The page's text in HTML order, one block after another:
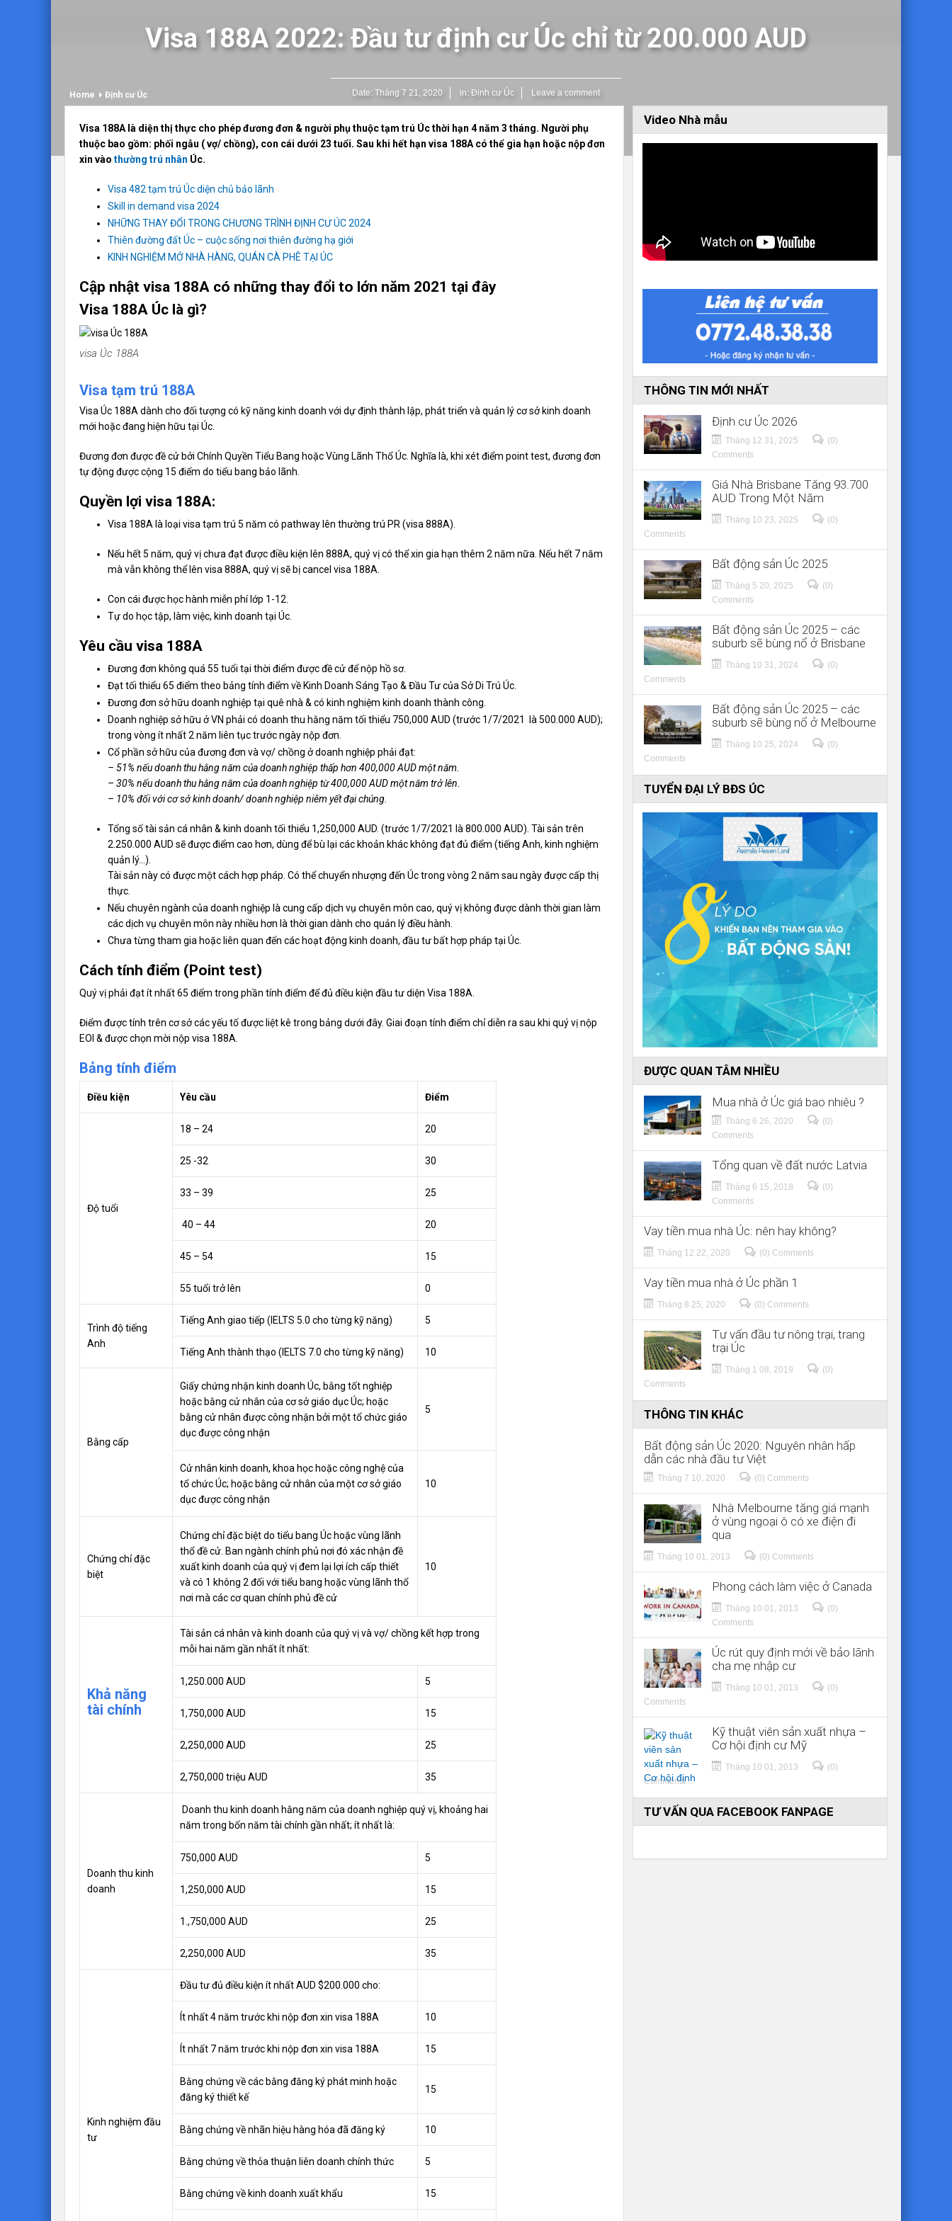
Visa 188A 2022: Đầu tư định cư Úc chỉ từ 200.000 AUD
Date: Tháng 7 21, 2020 in: Định cư Úc Leave a comment
Home Định cư Úc
Visa 188A là diện thị thực cho phép đương đơn & người phụ thuộc tạm trú Úc thời hạn 4 năm 3 tháng. Người phụ
thuộc bao gồm: phối ngẫu ( vợ/ chồng), con cái dưới 23 tuổi. Sau khi hết hạn visa 188A có thể gia hạn hoặc nộp đơn
xin vào thường trú nhân Úc.
Visa 482 tạm trú Úc diện chủ bảo lãnh
Skill in demand visa 2024
NHỮNG THAY ĐỔI TRONG CHƯƠNG TRÌNH ĐỊNH CƯ ÚC 2024
Thiên đường đất Úc – cuộc sống nơi thiên đường hạ giới
KINH NGHIỆM MỞ NHÀ HÀNG, QUÁN CÀ PHÊ TẠI ÚC
Cập nhật visa 188A có những thay đổi to lớn năm 2021 tại đây
Visa 188A Úc là gì?
visa Úc 188A
Visa tạm trú 188A
Visa Úc 188A dành cho đối tượng có kỹ năng kinh doanh với dự định thành lập, phát triển và quản lý cơ sở kinh doanh
mới hoặc đang hiện hữu tại Úc.
Đương đơn được đề cử bởi Chính Quyền Tiểu Bang hoặc Vùng Lãnh Thổ Úc. Nghĩa là, khi xét điểm point test, đương đơn
tự động được cộng 15 điểm do tiểu bang bảo lãnh.
Quyền lợi visa 188A:
Visa 188A là loại visa tạm trú 5 năm có pathway lên thường trú PR (visa 888A).
Nếu hết 5 năm, quý vị chưa đạt được điều kiện lên 888A, quý vị có thể xin gia hạn thêm 2 năm nữa. Nếu hết 7 năm
mà vẫn không thể lên visa 888A, quý vị sẽ bị cancel visa 188A.
Con cái được học hành miễn phí lớp 1-12.
Tự do học tập, làm việc, kinh doanh tại Úc.
Yêu cầu visa 188A
Đương đơn không quá 55 tuổi tại thời điểm được đề cử để nộp hồ sơ.
Đạt tối thiểu 65 điểm theo bảng tính điểm về Kinh Doanh Sáng Tạo & Đầu Tư của Sở Di Trú Úc.
Đương đơn sở hữu doanh nghiệp tại quê nhà & có kinh nghiệm kinh doanh thành công.
Doanh nghiệp sở hữu ở VN phải có doanh thu hằng năm tối thiểu 750,000 AUD (trước 1/7/2021 là 500.000 AUD);
trong vòng ít nhất 2 năm liên tục trước ngày nộp đơn.
Cổ phần sở hữu của đương đơn và vợ/ chồng ở doanh nghiệp phải đạt:
– 51% nếu doanh thu hằng năm của doanh nghiệp thấp hơn 400,000 AUD một năm.
– 30% nếu doanh thu hằng năm của doanh nghiệp từ 400,000 AUD một năm trở lên.
– 10% đối với cơ sở kinh doanh/ doanh nghiệp niêm yết đại chúng.
Tổng số tài sản cá nhân & kinh doanh tối thiểu 1,250,000 AUD. (trước 1/7/2021 là 800.000 AUD). Tài sản trên
2.250.000 AUD sẽ được điểm cao hơn, dùng để bù lại các khoản khác không đạt đủ điểm (tiếng Anh, kinh nghiệm
quản lý…).
Tài sản này có được một cách hợp pháp. Có thể chuyển nhượng đến Úc trong vòng 2 năm sau ngày được cấp thị
thực.
Nếu chuyên ngành của doanh nghiệp là cung cấp dịch vụ chuyên môn cao, quý vị không được dành thời gian làm
các dịch vụ chuyên môn này nhiều hơn là thời gian dành cho quản lý điều hành.
Chưa từng tham gia hoặc liên quan đến các hoạt động kinh doanh, đầu tư bất hợp pháp tại Úc.
Cách tính điểm (Point test)
Quý vị phải đạt ít nhất 65 điểm trong phần tính điểm để đủ điều kiện đầu tư diện Visa 188A.
Điểm được tính trên cơ sở các yếu tố được liệt kê trong bảng dưới đây. Giai đoạn tính điểm chỉ diễn ra sau khi quý vị nộp
EOI & được chọn mời nộp visa 188A.
Bảng tính điểm
Điều kiện Yêu cầu Điểm
Độ tuổi
18 – 24 20
25 -32 30
33 – 39 25
40 – 44 20
45 – 54 15
55 tuổi trở lên 0
Trình độ tiếng
Anh
Tiếng Anh giao tiếp (IELTS 5.0 cho từng kỹ năng) 5
Tiếng Anh thành thạo (IELTS 7.0 cho từng kỹ năng) 10
Bằng cấp
Giấy chứng nhận kinh doanh Úc, bằng tốt nghiệp
hoặc bằng cử nhân của cơ sở giáo dục Úc; hoặc
bằng cử nhân được công nhận bởi một tổ chức giáo
dục được công nhận
5
Cử nhân kinh doanh, khoa học hoặc công nghệ của
tổ chức Úc; hoặc bằng cử nhân của một cơ sở giáo
dục được công nhận
10
Chứng chỉ đặc
biệt
Chứng chỉ đặc biệt do tiểu bang Úc hoặc vùng lãnh
thổ đề cử. Ban ngành chính phủ nơi đó xác nhận đề
xuất kinh doanh của quý vị đem lại lợi ích cấp thiết
và có 1 không 2 đối với tiểu bang hoặc vùng lãnh thổ
nơi mà các cơ quan chính phủ đề cử
10
Khả năng
tài chính
Tài sản cá nhân và kinh doanh của quý vị và vợ/ chồng kết hợp trong
mỗi hai năm gần nhất ít nhất:
1,250.000 AUD 5
1,750,000 AUD 15
2,250,000 AUD 25
2,750,000 triệu AUD 35
Doanh thu kinh
doanh
Doanh thu kinh doanh hằng năm của doanh nghiệp quý vị, khoảng hai
năm trong bốn năm tài chính gần nhất; ít nhất là:
750,000 AUD 5
1,250,000 AUD 15
1.,750,000 AUD 25
2,250,000​ AUD 35
Kinh nghiệm đầu
tư
Đầu tư đủ điều kiện ít nhất AUD $200.000 cho:
Ít nhất 4 năm trước khi nộp đơn xin visa 188A 10
Ít nhất 7 năm trước khi nộp đơn xin visa 188A 15
Bằng chứng về các bằng đăng ký phát minh hoặc
đăng ký thiết kế
15
Bằng chứng về nhãn hiệu hàng hóa đã đăng ký 10
Bằng chứng về thỏa thuận liên doanh chính thức 5
Bằng chứng về kinh doanh xuất khẩu 15
Video Nhà mẫu
THÔNG TIN MỚI NHẤT
Định cư Úc 2026
Tháng 12 31, 2025
(0)
Comments
Giá Nhà Brisbane Tăng 93.700
AUD Trong Một Năm
Tháng 10 23, 2025
(0)
Comments
Bất động sản Úc 2025
Tháng 5 20, 2025
(0)
Comments
Bất động sản Úc 2025 – các
suburb sẽ bùng nổ ở Brisbane
Tháng 10 31, 2024
(0)
Comments
Bất động sản Úc 2025 – các
suburb sẽ bùng nổ ở Melbourne
Tháng 10 25, 2024
(0)
Comments
TUYỂN ĐẠI LÝ BĐS ÚC
ĐƯỢC QUAN TÂM NHIỀU
Mua nhà ở Úc giá bao nhiêu ?
Tháng 6 26, 2020
(0)
Comments
Tổng quan về đất nước Latvia
Tháng 6 15, 2018
(0)
Comments
Vay tiền mua nhà Úc: nên hay không?
Tháng 12 22, 2020 (0) Comments
Vay tiền mua nhà ở Úc phần 1
Tháng 8 25, 2020 (0) Comments
Tư vấn đầu tư nông trại, trang
trại Úc
Tháng 1 08, 2019
(0)
Comments
THÔNG TIN KHÁC
Bất động sản Úc 2020: Nguyên nhân hấp
dẫn các nhà đầu tư Việt
Tháng 7 10, 2020 (0) Comments
Nhà Melbourne tăng giá mạnh
ở vùng ngoại ô có xe điện đi
qua
Tháng 10 01, 2013 (0) Comments
Phong cách làm việc ở Canada
Tháng 10 01, 2013
(0)
Comments
Úc rút quy định mới về bảo lãnh
cha mẹ nhập cư
Tháng 10 01, 2013
(0)
Comments
Kỹ thuật viên sản xuất nhựa –
Cơ hội định cư Mỹ
Tháng 10 01, 2013
(0)
Comments
TƯ VẤN QUA FACEBOOK FANPAGE